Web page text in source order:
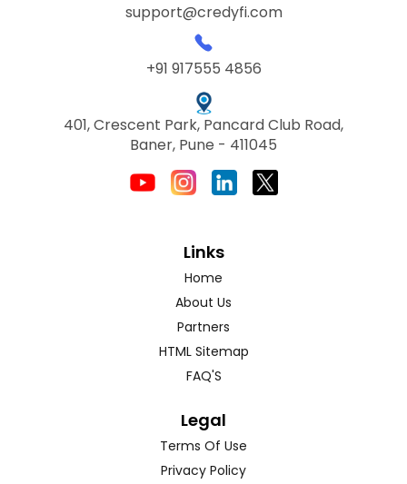
support@credyfi.com
+91 917555 4856
401, Crescent Park, Pancard Club Road,
Baner, Pune - 411045
Links
Home
About Us
Partners
HTML Sitemap
FAQ'S
Legal
Terms Of Use
Privacy Policy